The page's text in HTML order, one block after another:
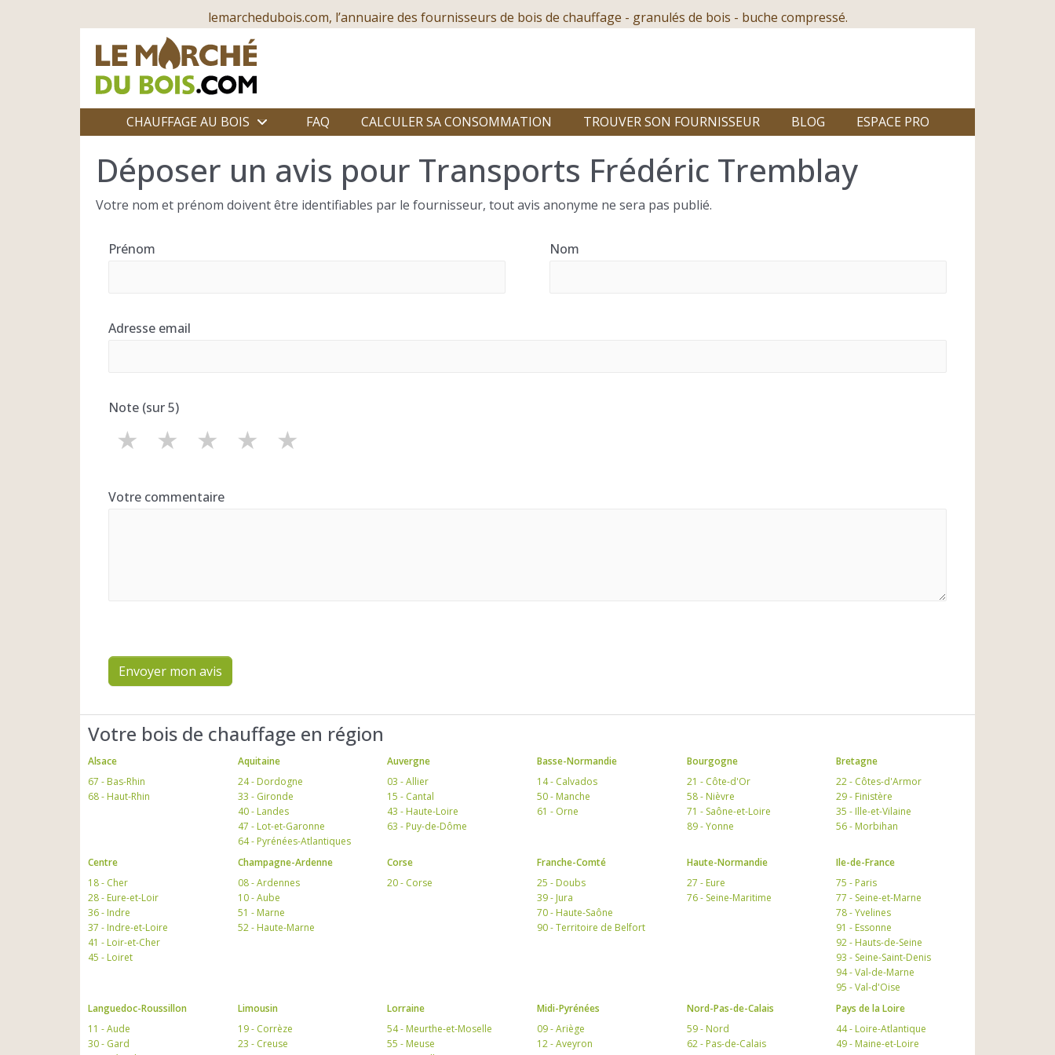
lemarchedubois.com, l’annuaire des fournisseurs de bois de chauffage - granulés de bois - buche compressé.
CHAUFFAGE AU BOIS FAQ CALCULER SA CONSOMMATION TROUVER SON FOURNISSEUR BLOG ESPACE PRO
Déposer un avis pour Transports Frédéric Tremblay
Votre nom et prénom doivent être identifiables par le fournisseur, tout avis anonyme ne sera pas publié.
Prénom Nom
Adresse email
Note (sur 5)
★
★
★
★
★
Votre commentaire
Envoyer mon avis
Votre bois de chauffage en région
Alsace
67 - Bas-Rhin
68 - Haut-Rhin
Aquitaine
24 - Dordogne
33 - Gironde
40 - Landes
47 - Lot-et-Garonne
64 - Pyrénées-Atlantiques
Auvergne
03 - Allier
15 - Cantal
43 - Haute-Loire
63 - Puy-de-Dôme
Basse-Normandie
14 - Calvados
50 - Manche
61 - Orne
Bourgogne
21 - Côte-d'Or
58 - Nièvre
71 - Saône-et-Loire
89 - Yonne
Bretagne
22 - Côtes-d'Armor
29 - Finistère
35 - Ille-et-Vilaine
56 - Morbihan
Centre
18 - Cher
28 - Eure-et-Loir
36 - Indre
37 - Indre-et-Loire
41 - Loir-et-Cher
45 - Loiret
Champagne-Ardenne
08 - Ardennes
10 - Aube
51 - Marne
52 - Haute-Marne
Corse
20 - Corse
Franche-Comté
25 - Doubs
39 - Jura
70 - Haute-Saône
90 - Territoire de Belfort
Haute-Normandie
27 - Eure
76 - Seine-Maritime
Ile-de-France
75 - Paris
77 - Seine-et-Marne
78 - Yvelines
91 - Essonne
92 - Hauts-de-Seine
93 - Seine-Saint-Denis
94 - Val-de-Marne
95 - Val-d'Oise
Languedoc-Roussillon
11 - Aude
30 - Gard
Limousin
19 - Corrèze
23 - Creuse
Lorraine
54 - Meurthe-et-Moselle
55 - Meuse
Midi-Pyrénées
09 - Ariège
12 - Aveyron
Nord-Pas-de-Calais
59 - Nord
62 - Pas-de-Calais
Pays de la Loire
44 - Loire-Atlantique
49 - Maine-et-Loire